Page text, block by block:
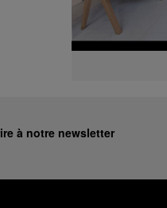
à notre newsletter